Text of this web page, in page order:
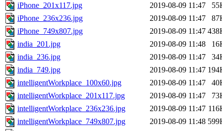
iPhone_201x117.jpg
2019-08-09 11:47
iPhone_236x236.jpg
2019-08-09 11:47
iPhone_749x807.jpg
2019-08-09 11:47
india_201.jpg
2019-08-09 11:48
india_236.jpg
2019-08-09 11:47
india_749.jpg
2019-08-09 11:47
intelligentWorkplace_100x60.jpg
2019-08-09 11:47
intelligentWorkplace_201x117.jpg
2019-08-09 11:47
intelligentWorkplace_236x236.jpg
2019-08-09 11:47
intelligentWorkplace_749x807.jpg
2019-08-09 11:48